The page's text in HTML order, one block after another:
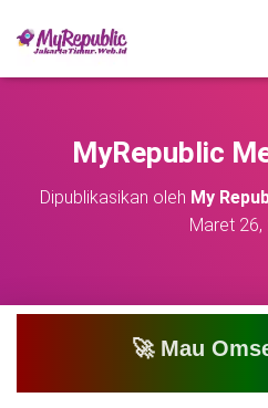
MyRepublic
Dipublikasikan oleh My
Maret 26,
🚀 Mau Omset